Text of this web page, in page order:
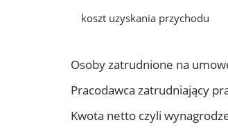
koszt uzyskania przychodu
Osoby zatrudnione na
Pracodawca zatrudniający
Kwota netto czyli